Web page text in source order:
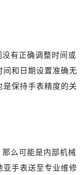
有正确调整时间或
间和日期设置准确无
保持手表精度的关
么可能是内部机械
亚手表送至专业维修